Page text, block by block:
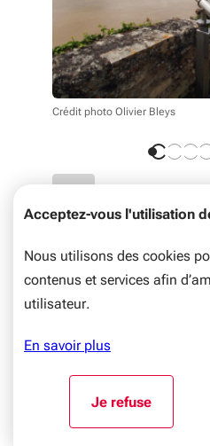
Acceptez-vous l'utilisation
Nous utilisons des cookies
contenus et services afin
utilisateur.
En savoir plus
Je refuse
l'utilisation
Crédit photo Olivier Bleys